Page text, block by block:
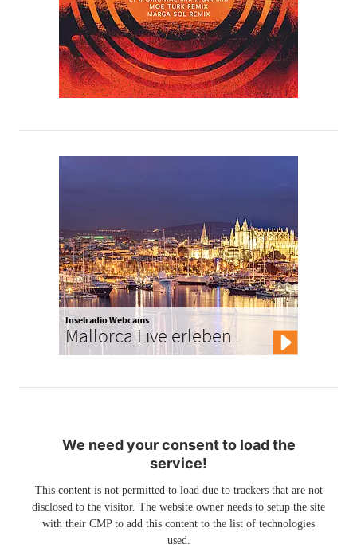
Inselradio Webcams
Mallorca Live erleben
We need your consent to load the
service!
This content is not permitted to load due to trackers that are not
disclosed to the visitor. The website owner needs to setup the site
with their CMP to add this content to the list of technologies
used.